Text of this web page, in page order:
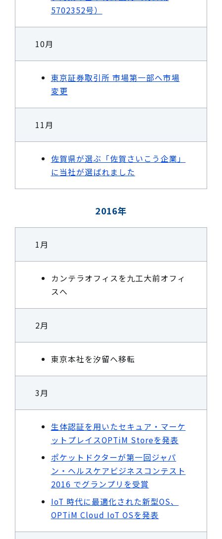
5702352号）
10月
東京証券取引所 市場第一部へ市場
変更
11月
佐賀県が選ぶ「佐賀さいこう企業」
に当社が選ばれました
2016年
1月
カンテラオフィスを九工大前オフィ
スへ
2月
東京本社を汐留へ移転
3月
生体認証を用いたセキュア・マーケ
ットプレイスOPTiM Storeを発表
ポケットドクターが第一回ジャパ
ン・ヘルスケアビジネスコンテスト
2016 でグランプリを受賞
IoT 時代に最適化された新型OS、
OPTiM Cloud IoT OSを発表